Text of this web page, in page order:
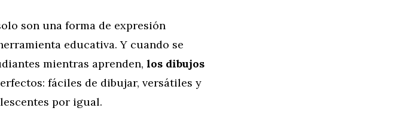
son una forma de expresión
educativa. Y cuando se
mientras aprenden, los dibujos
fáciles de dibujar, versátiles y
por igual.